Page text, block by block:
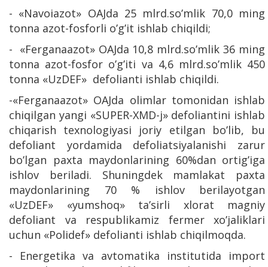
- «Navoiazot» OAJda 25 mlrd.so’mlik 70,0 ming
tonna azot-fosforli o’g’it ishlab chiqildi;
- «Ferganaazot» OAJda 10,8 mlrd.so’mlik 36 ming
tonna azot-fosfor o’g’iti va 4,6 mlrd.so’mlik 450
tonna «UzDEF» defolianti ishlab chiqildi.
-«Ferganaazot» OAJda olimlar tomonidan ishlab
chiqilgan yangi «SUPER-XMD-j» defoliantini ishlab
chiqarish texnologiyasi joriy etilgan bo’lib, bu
defoliant yordamida defoliatsiyalanishi zarur
bo’lgan paxta maydonlarining 60%dan ortig’iga
ishlov beriladi. Shuningdek mamlakat paxta
maydonlarining 70 % ishlov berilayotgan
«UzDEF» «yumshoq» ta’sirli xlorat magniy
defoliant va respublikamiz fermer xo’jaliklari
uchun «Polidef» defolianti ishlab chiqilmoqda.
- Energetika va avtomatika institutida import